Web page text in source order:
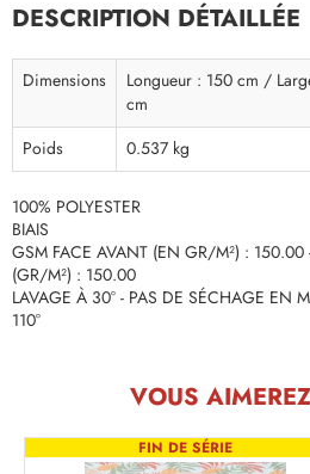
DESCRIPTION DÉTAILLÉE
Dimensions
Longueur : 150 cm /
cm
Poids
0.537 kg
100% POLYESTER
BIAIS
GSM FACE AVANT (EN GR/M²) : 150.00
(GR/M²) : 150.00
LAVAGE À 30° - PAS DE SÉCHAGE EN
110°
VOUS AIMEREZ
FIN DE SÉRIE